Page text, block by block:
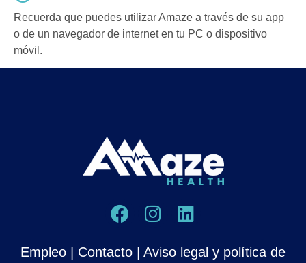
Recuerda que puedes utilizar Amaze a través de su app
o de un navegador de internet en tu PC o dispositivo
móvil.
Empleo Contacto Aviso legal y política de